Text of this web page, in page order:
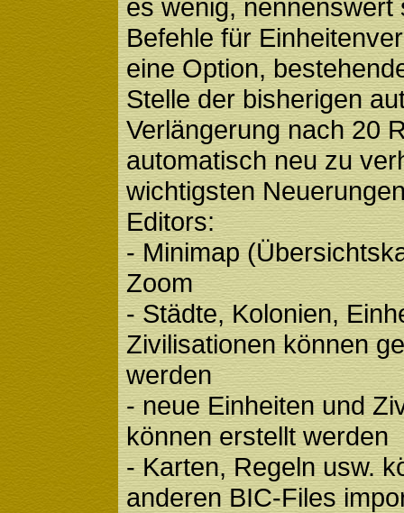
es wenig, nennenswert
Befehle für
eine Option,
Stelle der bisherigen
Verlängerung nach 20
automatisch neu zu
wichtigsten
Editors:
- Minimap
Zoom
- Städte, Kolonien,
Zivilisationen können
werden
- neue Einheiten und
können erstellt werden
- Karten, Regeln usw.
anderen BIC-Files